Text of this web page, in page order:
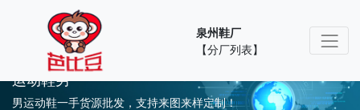
泉州鞋厂
【分厂列表】
运动鞋男
男运动鞋一手货源批发，支持来图来样定制！